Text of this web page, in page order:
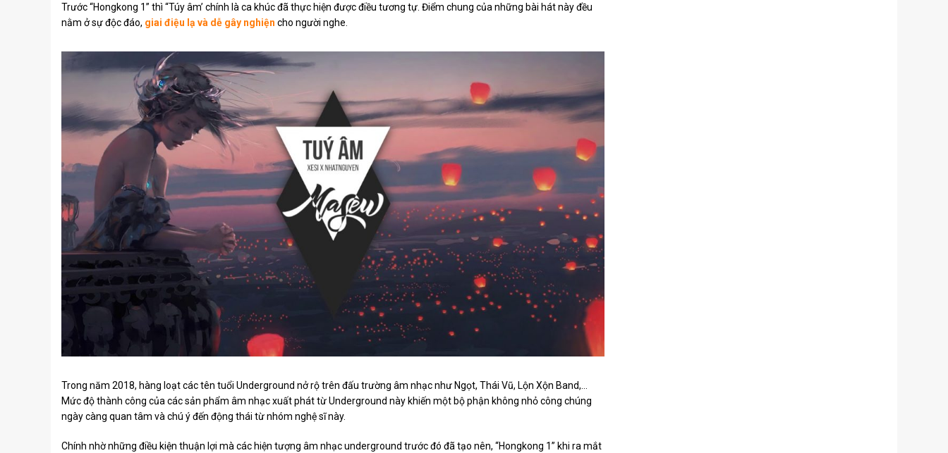
Trước “Hongkong 1” thì “Túy âm’ chính là ca khúc đã thực hiện được điều tương tự. Điểm chung của những bài hát này đều
nằm ở sự độc đáo, giai điệu lạ và dễ gây nghiện cho người nghe.
Trong năm 2018, hàng loạt các tên tuổi Underground nở rộ trên đấu trường âm nhạc như Ngọt, Thái Vũ, Lộn Xộn Band,…
Mức độ thành công của các sản phẩm âm nhạc xuất phát từ Underground này khiến một bộ phận không nhỏ công chúng
ngày càng quan tâm và chú ý đến động thái từ nhóm nghệ sĩ này.
Chính nhờ những điều kiện thuận lợi mà các hiện tượng âm nhạc underground trước đó đã tạo nên, “Hongkong 1” khi ra mắt